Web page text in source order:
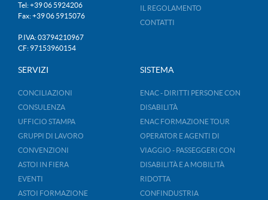
Tel: +39 06 5924206
Fax: +39 06 5915076
P.IVA: 03794210967
CF: 97153960154
IL REGOLAMENTO
CONTATTI
SERVIZI
CONCILIAZIONI
CONSULENZA
UFFICIO STAMPA
GRUPPI DI LAVORO
CONVENZIONI
ASTOI IN FIERA
EVENTI
ASTOI FORMAZIONE
SISTEMA
ENAC - DIRITTI PERSONE CON
DISABILITÀ
ENAC FORMAZIONE TOUR
OPERATOR E AGENTI DI
VIAGGIO - PASSEGGERI CON
DISABILITÀ E A MOBILITÀ
RIDOTTA
CONFINDUSTRIA